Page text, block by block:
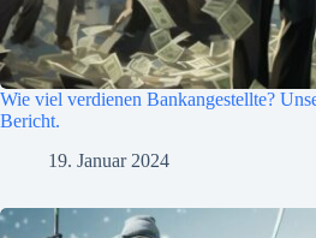
Wie viel verdienen Bankangestellte?
Bericht.
19. Januar 2024